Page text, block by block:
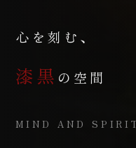
心を刻む、
漆黒 の空間
MIND AND